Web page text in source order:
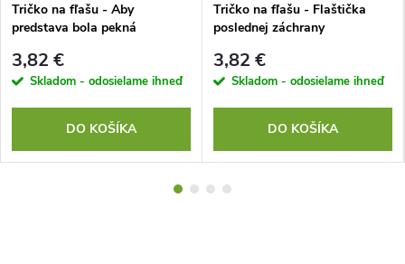
Tričko na fľašu - Aby
predstava bola pekná
3,82 €
Skladom - odosielame ihneď
DO KOŠÍKA
Tričko na fľašu - Flaštička
poslednej záchrany
3,82 €
Skladom - odosielame ihneď
DO KOŠÍKA